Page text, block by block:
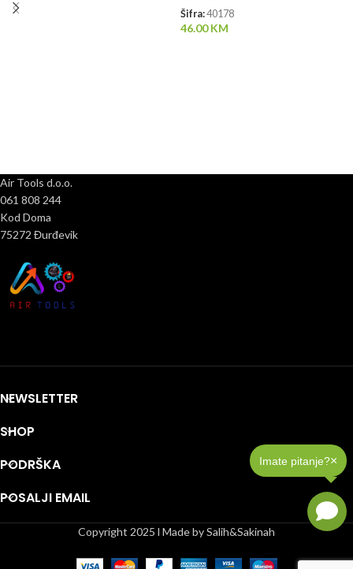
Šifra:40178
46.00KM
Air Tools d.o.o.
061 808 244
Kod Doma
75272 Đurđevik
NEWSLETTER
SHOP
PODRŠKA
POSALJI EMAIL
Copyright 2025 l Made by Salih&Sakinah
Imate pitanje?×